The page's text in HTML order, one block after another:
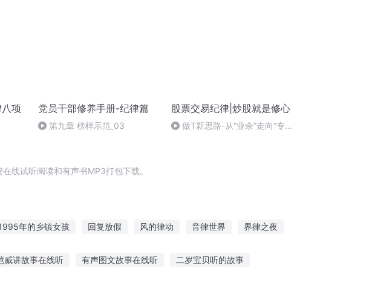
项
党员干部修养手册-纪律篇
第九章 榜样示范_03
股票交易纪律|炒股就是修心
做T新思路-从“业余”走向“专
线试听阅读和有声书MP3打包下载。
年的乡镇女孩 回复放假 风的律动 音律世界 界律之夜
威讲故事在线听 有声图文故事在线听 二岁宝贝听的故事